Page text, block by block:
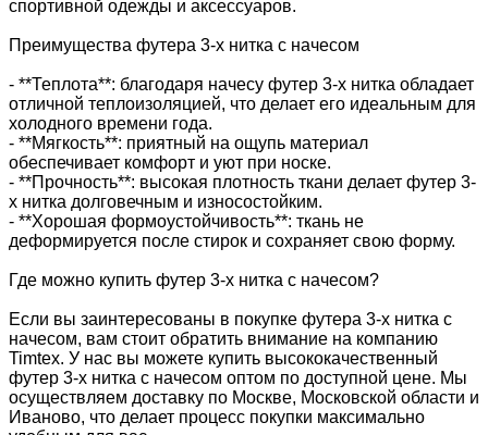
спортивной одежды и аксессуаров.
Преимущества футера 3-х нитка с начесом
- **Теплота**: благодаря начесу футер 3-х нитка обладает
отличной теплоизоляцией, что делает его идеальным для
холодного времени года.
- **Мягкость**: приятный на ощупь материал
обеспечивает комфорт и уют при носке.
- **Прочность**: высокая плотность ткани делает футер 3-
х нитка долговечным и износостойким.
- **Хорошая формоустойчивость**: ткань не
деформируется после стирок и сохраняет свою форму.
Где можно купить футер 3-х нитка с начесом?
Если вы заинтересованы в покупке футера 3-х нитка с
начесом, вам стоит обратить внимание на компанию
Timtex. У нас вы можете купить высококачественный
футер 3-х нитка с начесом оптом по доступной цене. Мы
осуществляем доставку по Москве, Московской области и
Иваново, что делает процесс покупки максимально